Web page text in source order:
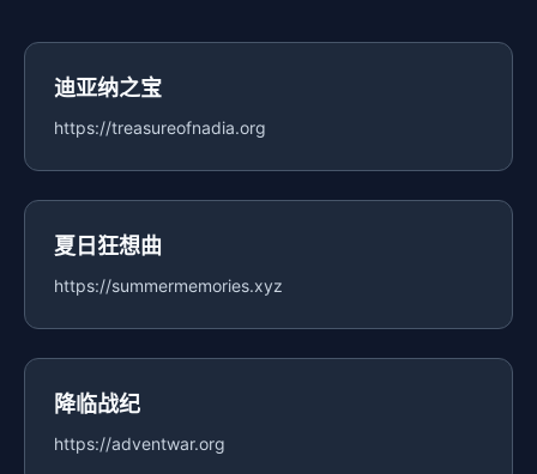
迪亚纳之宝
https://treasureofnadia.org
夏日狂想曲
https://summermemories.xyz
降临战纪
https://adventwar.org